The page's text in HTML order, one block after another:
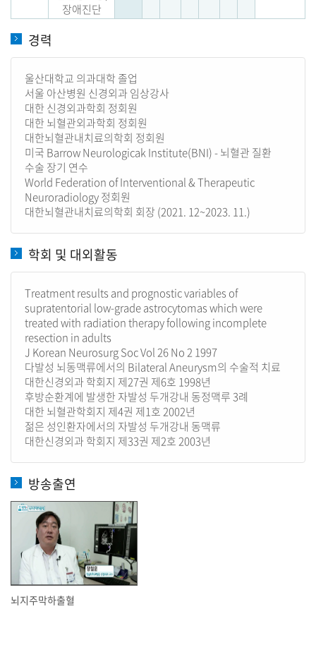
장애진단
경력
울산대학교 의과대학 졸업
서울 아산병원 신경외과 임상강사
대한 신경외과학회 정회원
대한 뇌혈관외과학회 정회원
대한뇌혈관내치료의학회 정회원
미국 Barrow Neurologicak Institute(BNI) - 뇌혈관 질환
수술 장기 연수
World Federation of Interventional & Therapeutic
Neuroradiology 정회원
대한뇌혈관내치료의학회 회장 (2021. 12~2023. 11.)
학회 및 대외활동
Treatment results and prognostic variables of
supratentorial low-grade astrocytomas which were
treated with radiation therapy following incomplete
resection in adults
J Korean Neurosurg Soc Vol 26 No 2 1997
다발성 뇌동맥류에서의 Bilateral Aneurysm의 수술적 치료
대한신경외과 학회지 제27권 제6호 1998년
후방순환계에 발생한 자발성 두개강내 동정맥루 3례
대한 뇌혈관학회지 제4권 제1호 2002년
젊은 성인환자에서의 자발성 두개강내 동맥류
대한신경외과 학회지 제33권 제2호 2003년
방송출연
뇌지주막하출혈